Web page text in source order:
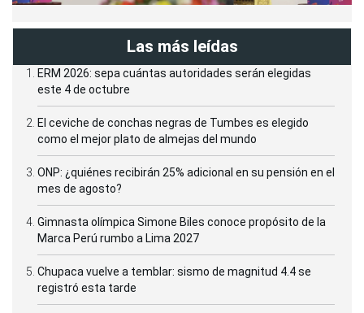
Las más leídas
ERM 2026: sepa cuántas autoridades serán elegidas
este 4 de octubre
El ceviche de conchas negras de Tumbes es elegido
como el mejor plato de almejas del mundo
ONP: ¿quiénes recibirán 25% adicional en su pensión en el
mes de agosto?
Gimnasta olímpica Simone Biles conoce propósito de la
Marca Perú rumbo a Lima 2027
Chupaca vuelve a temblar: sismo de magnitud 4.4 se
registró esta tarde